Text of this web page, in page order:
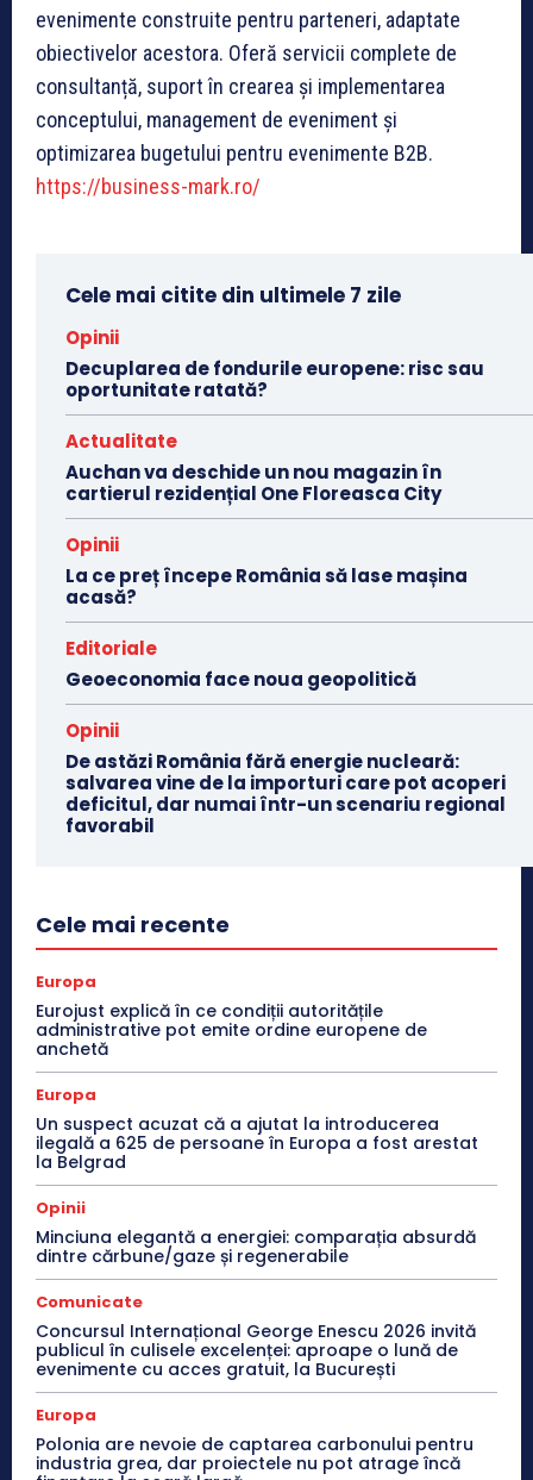
evenimente construite pentru parteneri, adaptate
obiectivelor acestora. Oferă servicii complete de
consultanță, suport în crearea și implementarea
conceptului, management de eveniment și
optimizarea bugetului pentru evenimente B2B.
https://business-mark.ro/
Cele mai citite din ultimele 7 zile
Opinii
Decuplarea de fondurile europene: risc sau
oportunitate ratată?
Actualitate
Auchan va deschide un nou magazin în
cartierul rezidențial One Floreasca City
Opinii
La ce preț începe România să lase mașina
acasă?
Editoriale
Geoeconomia face noua geopolitică
Opinii
De astăzi România fără energie nucleară:
salvarea vine de la importuri care pot acoperi
deficitul, dar numai într-un scenariu regional
favorabil
Cele mai recente
Europa
Eurojust explică în ce condiții autoritățile
administrative pot emite ordine europene de
anchetă
Europa
Un suspect acuzat că a ajutat la introducerea
ilegală a 625 de persoane în Europa a fost arestat
la Belgrad
Opinii
Minciuna elegantă a energiei: comparația absurdă
dintre cărbune/gaze și regenerabile
Comunicate
Concursul Internațional George Enescu 2026 invită
publicul în culisele excelenței: aproape o lună de
evenimente cu acces gratuit, la București
Europa
Polonia are nevoie de captarea carbonului pentru
industria grea, dar proiectele nu pot atrage încă